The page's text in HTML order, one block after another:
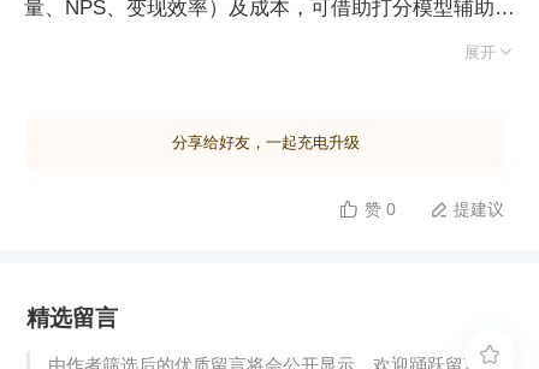
量、NPS、变现效率）及成本，可借助打分模型辅助团
队对齐认知，但模型仅是思考框架而非绝对决策依据。
规划的产出物包括产品大图、备忘文档及路线图
过程中必须保持“节奏感”：集中资源阶段性聚焦单一核
分配资源占比，确保大部分投入指向阶段性战略目标。
产品规划本质是动态迭代的过程，几乎无法精准预测超
展开 
分享给好友，一起充电升级
 赞 0  提建议
精选留言
由作者筛选后的优质留言将会公开显示，欢迎踊跃留言。
